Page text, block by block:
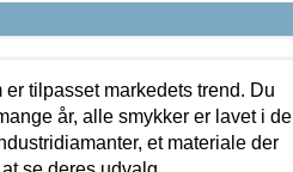
tilpasset markedets trend. Du
år, alle smykker er lavet i de
et materiale der